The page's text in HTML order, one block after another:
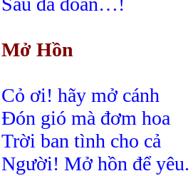
Mở Hồn
Cỏ ơi! hãy mở cánh
Đón gió mà đơm hoa
Trời ban tình cho cả
Người! Mở hồn để yêu.